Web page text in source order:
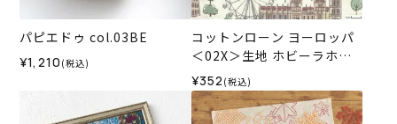
パピエドゥ col.03BE
¥1,210 (税込)
コットンローン ヨーロッパ
＜02X＞生地 ホビーラホビ
ーレデザインコレクション
¥352 (税込)